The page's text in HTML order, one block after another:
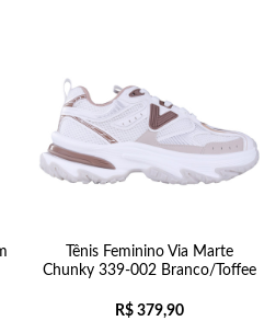
Tênis Feminino Via Marte
Chunky 339-002 Branco/Toffee
R$379,90